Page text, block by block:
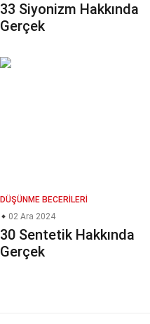
33 Siyonizm Hakkında
Gerçek
DÜŞÜNME BECERILERI
02 Ara 2024
30 Sentetik Hakkında
Gerçek